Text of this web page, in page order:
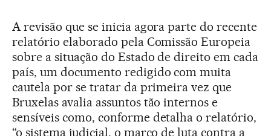
A revisão que se inicia agora parte do recente
relatório elaborado pela Comissão Europeia
sobre a situação do Estado de direito em cada
país, um documento redigido com muita
cautela por se tratar da primeira vez que
Bruxelas avalia assuntos tão internos e
sensíveis como, conforme detalha o relatório,
“o sistema judicial, o marco de luta contra a